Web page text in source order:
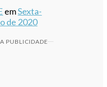
emSexta-
de 2020
PUBLICIDADE